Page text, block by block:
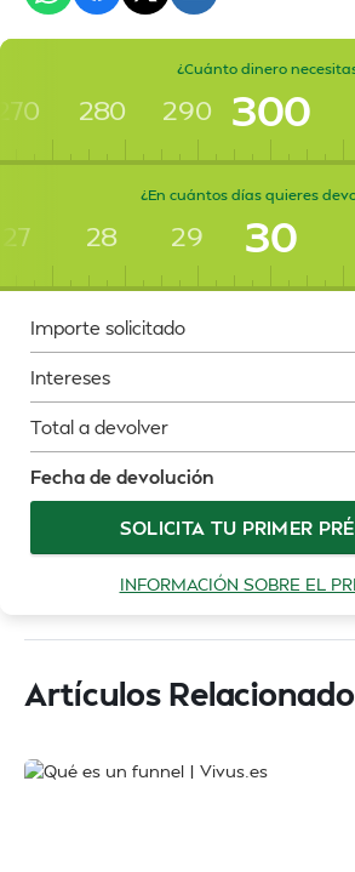
¿Cuánto dinero
280 290 300
¿En cuántos días quieres
27 28 29 30
Importe solicitado
Intereses
Total a devolver
Fecha de devolución
SOLICITA TU PRIMER
INFORMACIÓN SOBRE EL
Artículos